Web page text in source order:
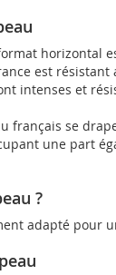
horizontal
est
intenses et
français se
une part
?
adapté pour